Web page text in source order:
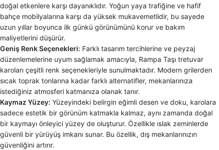
doğal etkenlere karşı dayanıklıdır. Yoğun yaya trafiğine ve hafif
bahçe mobilyalarına karşı da yüksek mukavemetlidir, bu sayede
uzun yıllar boyunca ilk günkü görünümünü korur ve bakım
maliyetlerini düşürür.
Geniş Renk Seçenekleri: Farklı tasarım tercihlerine ve peyzaj
düzenlemelerine uyum sağlamak amacıyla, Rampa Taşı tretuvar
karoları çeşitli renk seçenekleriyle sunulmaktadır. Modern grilerden
sıcak toprak tonlarına kadar farklı alternatifler, mekanlarınıza
istediğiniz atmosferi katmanıza olanak tanır.
Kaymaz Yüzey: Yüzeyindeki belirgin eğimli desen ve doku, karolara
sadece estetik bir görünüm katmakla kalmaz, aynı zamanda doğal
bir kaymayı önleyici yüzey de oluşturur. Özellikle ıslak zeminlerde
güvenli bir yürüyüş imkanı sunar. Bu özellik, dış mekanlarınızın
güvenliğini artırır.